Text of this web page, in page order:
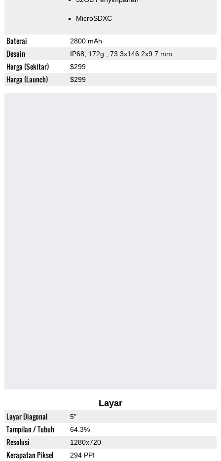
MicroSDXC
Baterai 2800 mAh
Desain IP68, 172g , 73.3x146.2x9.7 mm
Harga (Sekitar) $299
Harga (Launch) $299
Layar
Layar Diagonal 5"
Tampilan / Tubuh 64.3%
Resolusi 1280x720
Kerapatan Piksel 294 PPI